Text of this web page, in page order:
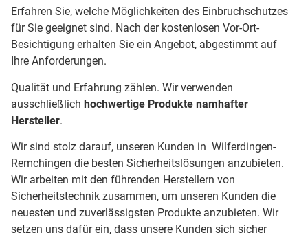
Erfahren Sie, welche Möglichkeiten des Einbruchschutzes
für Sie geeignet sind. Nach der kostenlosen Vor-Ort-
Besichtigung erhalten Sie ein Angebot, abgestimmt auf
Ihre Anforderungen.
Qualität und Erfahrung zählen. Wir verwenden
ausschließlich hochwertige Produkte namhafter
Hersteller.
Wir sind stolz darauf, unseren Kunden in Wilferdingen-
Remchingen die besten Sicherheitslösungen anzubieten.
Wir arbeiten mit den führenden Herstellern von
Sicherheitstechnik zusammen, um unseren Kunden die
neuesten und zuverlässigsten Produkte anzubieten. Wir
setzen uns dafür ein, dass unsere Kunden sich sicher